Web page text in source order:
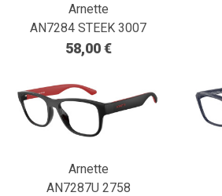
Arnette
AN7284 STEEK 3007
58,00 €
Arnette
AN7287U 2758